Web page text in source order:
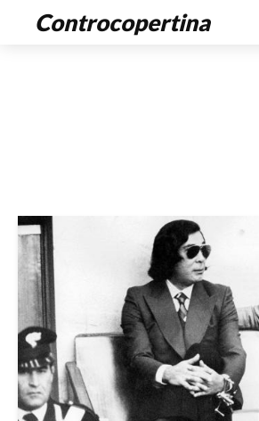
Controcopertina